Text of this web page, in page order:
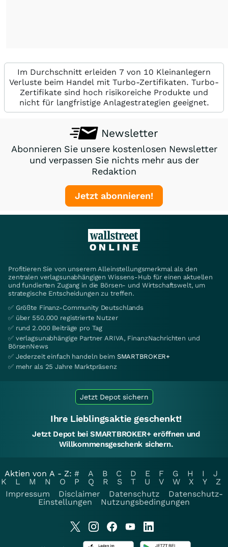
Im Durchschnitt erleiden 7 von 10 Kleinanlegern
Verluste beim Handel mit Turbo-Zertifikaten. Turbo-
Zertifikate sind hoch risikoreiche Produkte und
nicht für langfristige Anlagestrategien geeignet.
Newsletter
Abonnieren Sie unsere kostenlosen Newsletter
und verpassen Sie nichts mehr aus der
Redaktion
Jetzt abonnieren!
Profitieren Sie von unserem Alleinstellungsmerkmal als den
zentralen verlagsunabhängigen Wissens-Hub für einen aktuellen
und fundierten Zugang in die Börsen- und Wirtschaftswelt, um
strategische Entscheidungen zu treffen.
✅ Größte Finanz-Community Deutschlands
✅ über 550.000 registrierte Nutzer
✅ rund 2.000 Beiträge pro Tag
✅ verlagsunabhängige Partner ARIVA, FinanzNachrichten und
BörsenNews
✅ Jederzeit einfach handeln beim SMARTBROKER+
✅ mehr als 25 Jahre Marktpräsenz
Jetzt Depot sichern
Ihre Lieblingsaktie geschenkt!
Jetzt Depot bei SMARTBROKER+ eröffnen und
Willkommensgeschenk sichern.
Aktien von A - Z: # A B C D E F G H I
J
K
L M N O P Q R S T U V W X Y
Z
Impressum
Disclaimer Datenschutz
Datenschutz-
Einstellungen
Nutzungsbedingungen